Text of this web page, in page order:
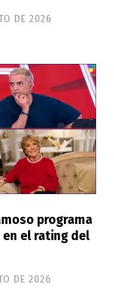
DE 2026
programa
en el rating del
DE 2026